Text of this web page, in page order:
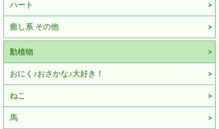
ハート
癒し系 その他
動植物
おにく♪おさかな♪大好き！
ねこ
馬